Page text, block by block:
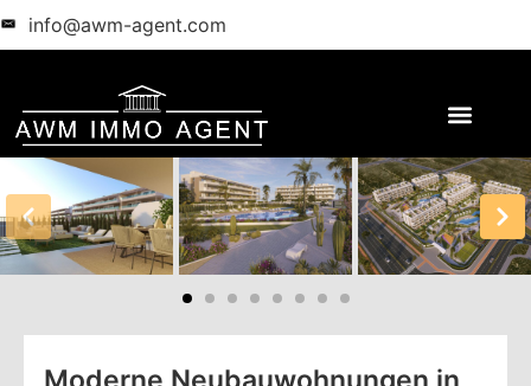
info@awm-agent.com